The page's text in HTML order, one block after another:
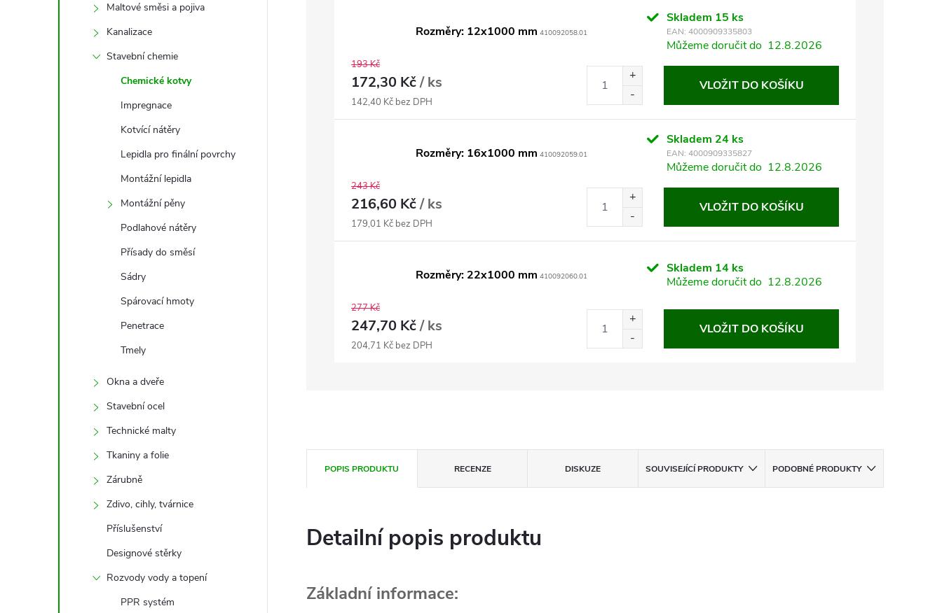
Maltové směsi a pojiva
Kanalizace
Stavební chemie
Chemické kotvy
Impregnace
Kotvící nátěry
Lepidla pro finální povrchy
Montážní lepidla
Montážní pěny
Podlahové nátěry
Přísady do směsí
Sádry
Spárovací hmoty
Penetrace
Tmely
Okna a dveře
Stavební ocel
Technické malty
Tkaniny a folie
Zárubně
Zdivo, cihly, tvárnice
Příslušenství
Designové stěrky
Rozvody vody a topení
PPR systém
Rozměry: 12x1000 mm 410092058.01
Skladem 15 ks
EAN: 4000909335803
Můžeme doručit do 12.8.2026
193 Kč
172,30 Kč/ ks
142,40 Kč bez DPH
VLOŽIT DO KOŠÍKU
Rozměry: 16x1000 mm 410092059.01
Skladem 24 ks
EAN: 4000909335827
Můžeme doručit do 12.8.2026
243 Kč
216,60 Kč/ ks
179,01 Kč bez DPH
VLOŽIT DO KOŠÍKU
Rozměry: 22x1000 mm 410092060.01
Skladem 14 ks
Můžeme doručit do 12.8.2026
277 Kč
247,70 Kč/ ks
204,71 Kč bez DPH
VLOŽIT DO KOŠÍKU
POPIS PRODUKTU RECENZE DISKUZE SOUVISEJÍCÍ PRODUKTY PODOBNÉ PRODUKTY
Detailní popis produktu
Základní informace: